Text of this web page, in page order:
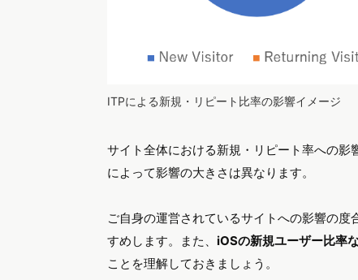
ITPによる新規・リピート比率の影響イメージ
サイト全体における新規・リピート率への
によって影響の大きさは異なります。
ご自身の運営されているサイトへの影響の
すめします。また、 iOSの新規ユーザー比率
ことを理解しておきましょう。